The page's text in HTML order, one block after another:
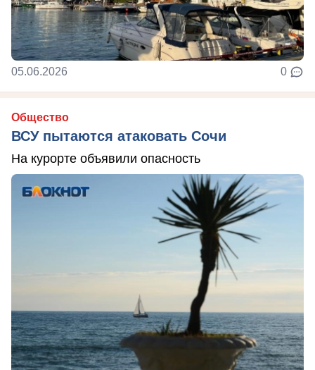
05.06.2026 0
Общество
ВСУ пытаются атаковать Сочи
На курорте объявили опасность